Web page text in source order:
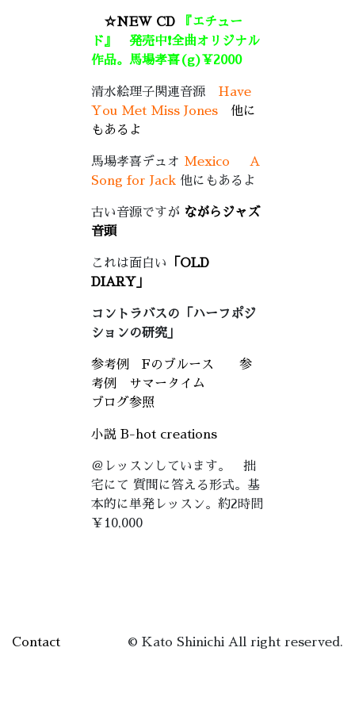
☆NEW CD
『エチュー
ド』 発売中❗️全曲オリジナル
作品。馬場孝喜(g)¥2000
清水絵理子関連音源
Have
You Met Miss Jones
他に
もあるよ
馬場孝喜デュオ Mexico
A
Song for Jack 他にもあるよ
古い音源ですが ながらジャズ
音頭
これは面白い
「OLD
DIARY」
コントラバスの「ハーフポジ
ションの研究」
参考例 Fのブルース
参
考例 サマータイム
ブログ参照
小説 B-hot creations
＠レッスンしています。 拙
宅にて 質問に答える形式。基
本的に単発レッスン。約2時間
￥10,000
Contact © Kato Shinichi All right reserved.